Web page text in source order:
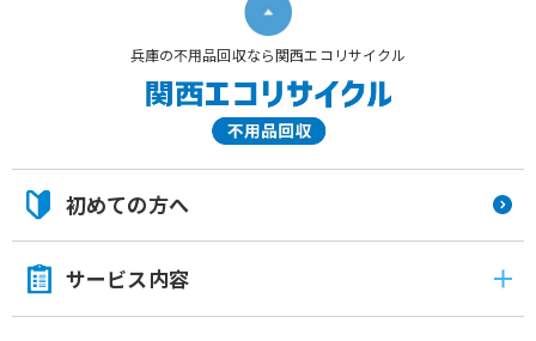
兵庫の不用品回収なら関西エコリサイクル
初めての方へ
サービス内容